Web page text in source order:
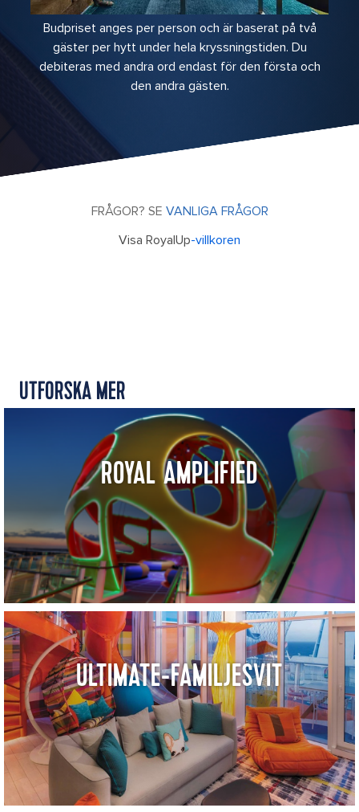
Budpriset anges per person och är baserat på två
gäster per hytt under hela kryssningstiden. Du
debiteras med andra ord endast för den första och
den andra gästen.
FRÅGOR? SE VANLIGA FRÅGOR
Visa RoyalUp-villkoren
UTFORSKA MER
ROYAL AMPLIFIED
ULTIMATE-FAMILJESVIT